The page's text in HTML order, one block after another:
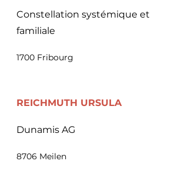
Constellation systémique et
familiale
1700 Fribourg
REICHMUTH URSULA
Dunamis AG
8706 Meilen